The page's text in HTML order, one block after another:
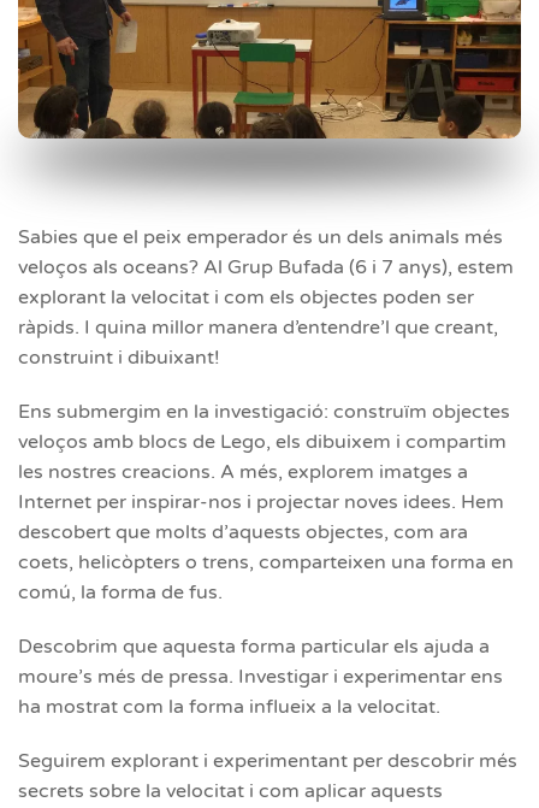
Sabies que el peix emperador és un dels animals més
veloços als oceans? Al Grup Bufada (6 i 7 anys), estem
explorant la velocitat i com els objectes poden ser
ràpids. I quina millor manera d’entendre’l que creant,
construint i dibuixant!
Ens submergim en la investigació: construïm objectes
veloços amb blocs de Lego, els dibuixem i compartim
les nostres creacions. A més, explorem imatges a
Internet per inspirar-nos i projectar noves idees. Hem
descobert que molts d’aquests objectes, com ara
coets, helicòpters o trens, comparteixen una forma en
comú, la forma de fus.
Descobrim que aquesta forma particular els ajuda a
moure’s més de pressa. Investigar i experimentar ens
ha mostrat com la forma influeix a la velocitat.
Seguirem explorant i experimentant per descobrir més
secrets sobre la velocitat i com aplicar aquests